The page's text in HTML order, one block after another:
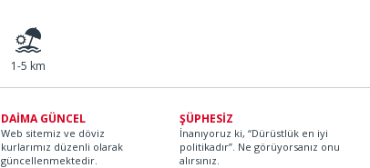
1-5 km
DAİMA GÜNCEL
Web sitemiz ve döviz
kurlarımız düzenli olarak
güncellenmektedir.
ŞÜPHESİZ
İnanıyoruz ki, “Dürüstlük en iyi
politikadır”. Ne görüyorsanız onu
alırsınız.